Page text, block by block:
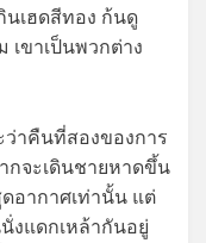
นเฮดสีทอง ก้นดู
ขาเป็นพวกต่าง
าคืนที่สองของการ
กจะเดินชายหาดขึ้น
อากาศเท่านั้น แต่
งแดกเหล้ากันอยู่